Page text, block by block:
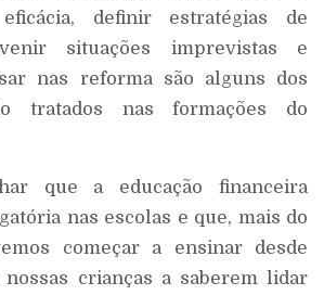
definir estratégias de
situações imprevistas e
nas reforma são alguns dos
tratados nas formações do
que a educação financeira
nas escolas e que, mais do
começar a ensinar desde
crianças a saberem lidar